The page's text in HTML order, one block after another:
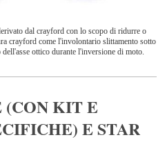
dal crayford con lo scopo di ridurre o
crayford come l'involontario slittamento sotto
ottico durante l'inversione di moto.
KIT E
E STAR